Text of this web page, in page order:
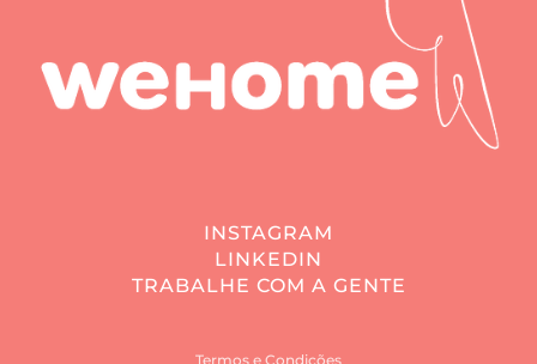
Termos e Condições
INSTAGRAM
LINKEDIN
TRABALHE COM A GENTE